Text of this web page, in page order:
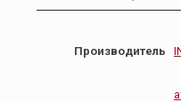
Производитель